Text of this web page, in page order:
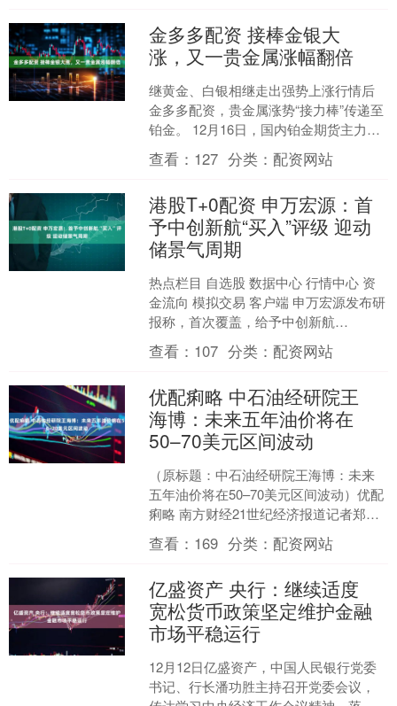
金多多配资 接棒金银大
涨，又一贵金属涨幅翻倍
继黄金、白银相继走出强势上涨行情后
金多多配资，贵金属涨势“接力棒”传递至
铂金。 12月16日，国内铂金期货主力合
约开盘延续冲高态势，继昨日（12月15
日）盘中触....
查看： 127 分类：配资网站
港股T+0配资 申万宏源：首
予中创新航“买入”评级 迎动
储景气周期
热点栏目 自选股 数据中心 行情中心 资
金流向 模拟交易 客户端 申万宏源发布研
报称，首次覆盖，给予中创新航
（03931）“买入”评级，行业需求景气向
上，公司动....
查看： 107 分类：配资网站
优配痢略 中石油经研院王
海博：未来五年油价将在
50–70美元区间波动
（原标题：中石油经研院王海博：未来
五年油价将在50–70美元区间波动）优配
痢略 南方财经21世纪经济报道记者郑青
亭、实习生王馨梓 北京报道优配痢略 12
月12日....
查看： 169 分类：配资网站
亿盛资产 央行：继续适度
宽松货币政策坚定维护金融
市场平稳运行
12月12日亿盛资产，中国人民银行党委
书记、行长潘功胜主持召开党委会议，